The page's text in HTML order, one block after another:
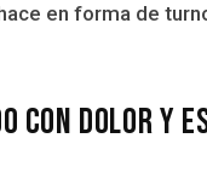
en forma de
con dolor y